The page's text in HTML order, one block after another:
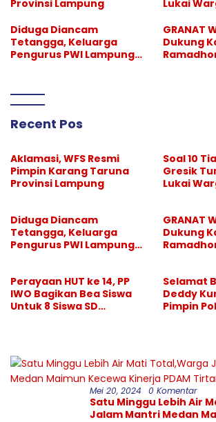
Provinsi Lampung
Lukai
Bungkam
Diduga Diancam
Tetangga, Keluarga
Pengurus PWI Lampung
GRANAT
Dukung
Recent Pos
Aklamasi, WFS Resmi
Pimpin Karang Taruna
Provinsi Lampung
Soal 10
Gresik
Lukai
Diduga Diancam
Tetangga, Keluarga
Pengurus PWI Lampung
GRANAT
Dukung
Perayaan HUT ke 14, PP
IWO Bagikan Bea Siswa
Untuk 8 Siswa SD
Selamat
Deddy
Pimpin
Mei 20, 2024 0 Komentar
Satu Minggu Lebih Air
Jalam Mantri Medan